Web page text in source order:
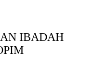
IBADAH